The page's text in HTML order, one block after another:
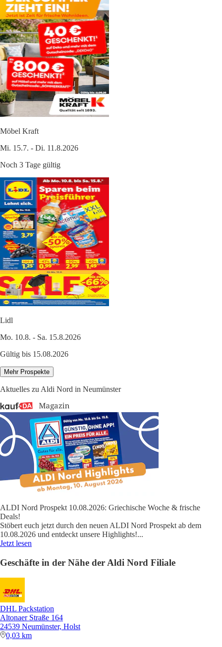
Möbel Kraft
Mi. 15.7. - Di. 11.8.2026
Noch 3 Tage gültig
Lidl
Mo. 10.8. - Sa. 15.8.2026
Gültig bis 15.08.2026
Mehr Prospekte
Aktuelles zu Aldi Nord in Neumünster
ALDI Nord Prospekt 10.08.2026: Griechische Woche & frische
Deals!
Stöbert euch jetzt durch den neuen ALDI Nord Prospekt ab dem
10.08.2026 und entdeckt unsere Highlights!...
Jetzt lesen
Geschäfte in der Nähe der Aldi Nord Filiale
DHL Packstation
Altonaer Straße 164
24539 Neumünster, Holst
0,03 km